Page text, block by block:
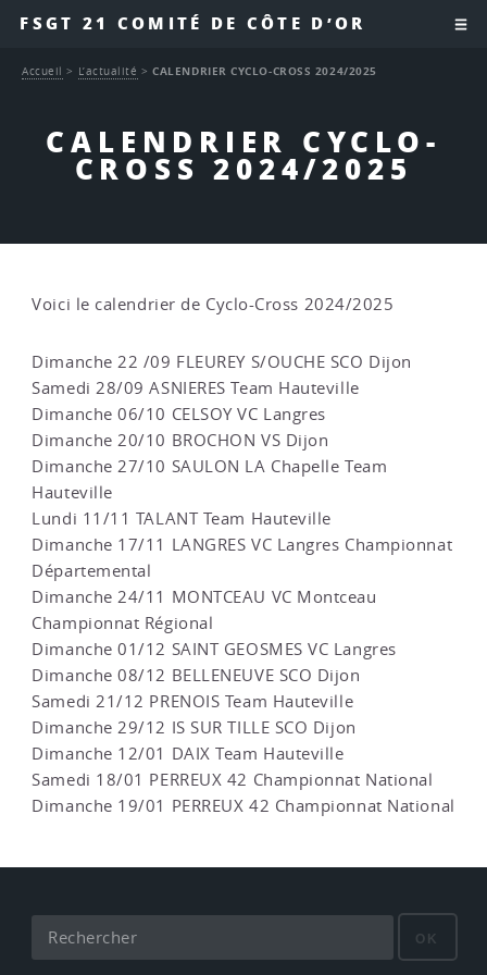
FSGT 21 COMITÉ DE CÔTE D’OR
CALENDRIER CYCLO-
CROSS 2024/2025
Accueil > L’actualité >CALENDRIER CYCLO-CROSS 2024/2025
Voici le calendrier de Cyclo-Cross 2024/2025
Dimanche 22 /09 FLEUREY S/OUCHE SCO Dijon
Samedi 28/09 ASNIERES Team Hauteville
Dimanche 06/10 CELSOY VC Langres
Dimanche 20/10 BROCHON VS Dijon
Dimanche 27/10 SAULON LA Chapelle Team
Hauteville
Lundi 11/11 TALANT Team Hauteville
Dimanche 17/11 LANGRES VC Langres Championnat
Départemental
Dimanche 24/11 MONTCEAU VC Montceau
Championnat Régional
Dimanche 01/12 SAINT GEOSMES VC Langres
Dimanche 08/12 BELLENEUVE SCO Dijon
Samedi 21/12 PRENOIS Team Hauteville
Dimanche 29/12 IS SUR TILLE SCO Dijon
Dimanche 12/01 DAIX Team Hauteville
Samedi 18/01 PERREUX 42 Championnat National
Dimanche 19/01 PERREUX 42 Championnat National
OK